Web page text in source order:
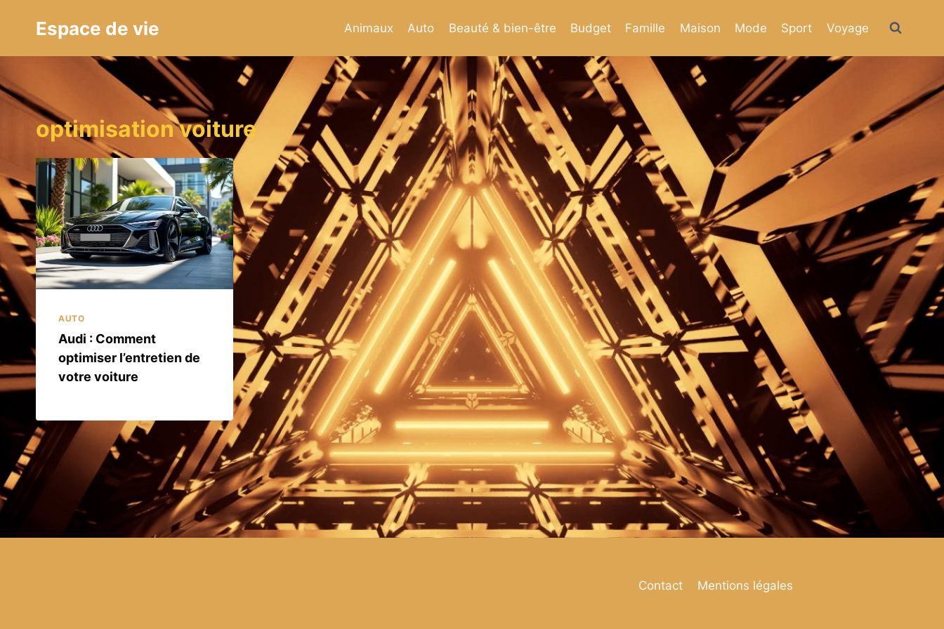
Espace de vie Animaux Auto Beauté & bien-être Budget Famille Maison Mode Sport Voyage
optimisation voiture
AUTO
Audi : Comment
optimiser l’entretien de
votre voiture
Contact Mentions légales